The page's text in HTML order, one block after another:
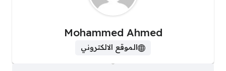
Mohammed Ahmed
الموقع الالكتروني